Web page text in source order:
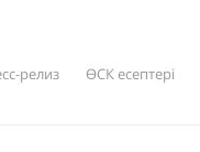
релиз ӨСК есептері